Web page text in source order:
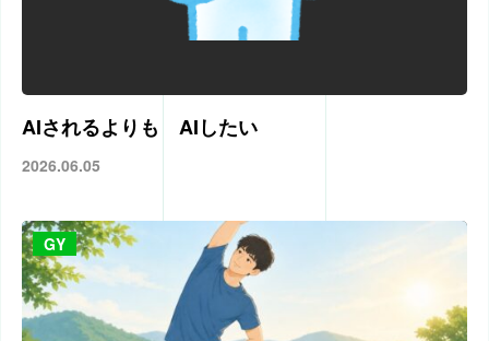
AIされるよりも AIしたい
2026.06.05
GY